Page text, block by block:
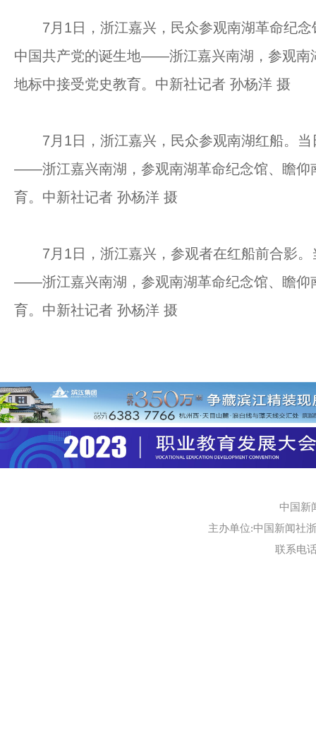
7月1日，浙江嘉兴，民众参观南湖革命纪念
中国共产党的诞生地——浙江嘉兴南湖，参观南
地标中接受党史教育。中新社记者 孙杨洋 摄
7月1日，浙江嘉兴，民众参观南湖红船。当
——浙江嘉兴南湖，参观南湖革命纪念馆、瞻仰
育。中新社记者 孙杨洋 摄
7月1日，浙江嘉兴，参观者在红船前合影。
——浙江嘉兴南湖，参观南湖革命纪念馆、瞻仰
育。中新社记者 孙杨洋 摄
中国新
主办单位:中国新闻社
联系电